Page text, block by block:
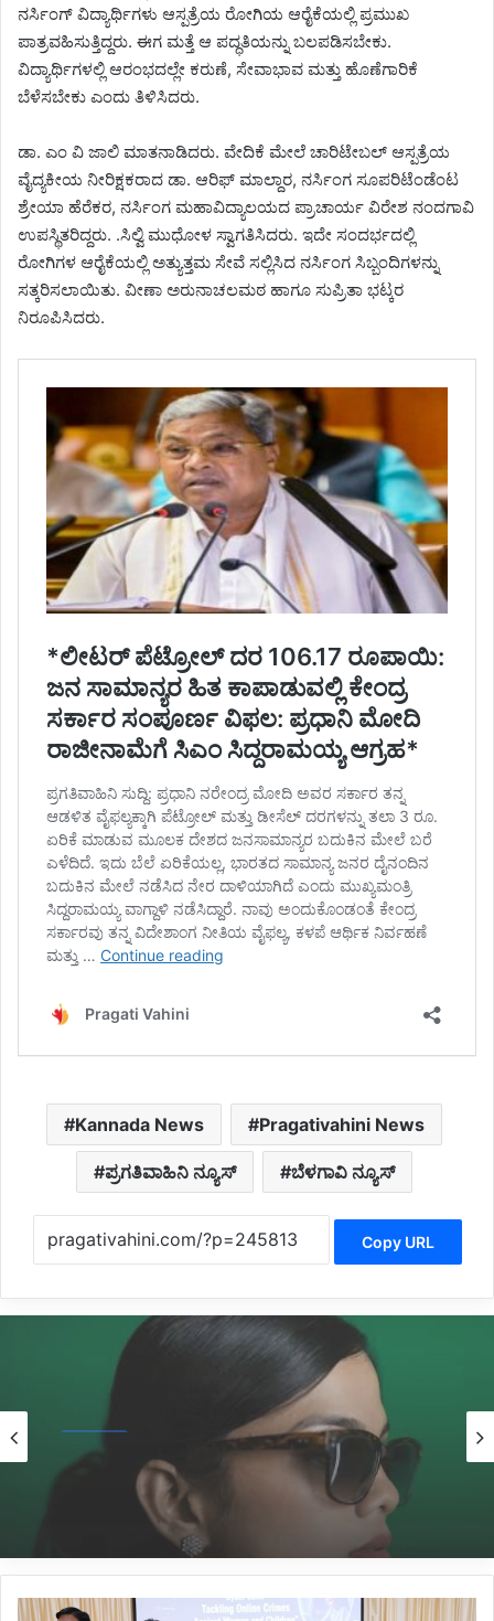
ನರ್ಸಿಂಗ್ ವಿದ್ಯಾರ್ಥಿಗಳು ಆಸ್ಪತ್ರೆಯ ರೋಗಿಯ ಆರೈಕೆಯಲ್ಲಿ ಪ್ರಮುಖ
ಪಾತ್ರವಹಿಸುತ್ತಿದ್ದರು. ಈಗ ಮತ್ತೆ ಆ ಪದ್ಧತಿಯನ್ನು ಬಲಪಡಿಸಬೇಕು.
ವಿದ್ಯಾರ್ಥಿಗಳಲ್ಲಿ ಆರಂಭದಲ್ಲೇ ಕರುಣೆ, ಸೇವಾಭಾವ ಮತ್ತು ಹೊಣೆಗಾರಿಕೆ
ಬೆಳೆಸಬೇಕು ಎಂದು ತಿಳಿಸಿದರು.
ಡಾ. ಎಂ ವಿ ಜಾಲಿ ಮಾತನಾಡಿದರು. ವೇದಿಕೆ ಮೇಲೆ ಚಾರಿಟೇಬಲ್‌ ಆಸ್ಪತ್ರೆಯ
ವೈದ್ಯಕೀಯ ನೀರಿಕ್ಷಕರಾದ ಡಾ. ಆರಿಫ್‌ ಮಾಲ್ದಾರ, ನರ್ಸಿಂಗ ಸೂಪರಿಟೆಂಡೆಂಟ
ಶ್ರೇಯಾ ಹೆರೆಕರ, ನರ್ಸಿಂಗ ಮಹಾವಿದ್ಯಾಲಯದ ಪ್ರಾಚಾರ್ಯ ವಿರೇಶ ನಂದಗಾವಿ
ಉಪಸ್ಥಿತರಿದ್ದರು. .ಸಿಲ್ವಿ ಮುಧೋಳ ಸ್ವಾಗತಿಸಿದರು. ಇದೇ ಸಂದರ್ಭದಲ್ಲಿ
ರೋಗಿಗಳ ಆರೈಕೆಯಲ್ಲಿ ಅತ್ಯುತ್ತಮ ಸೇವೆ ಸಲ್ಲಿಸಿದ ನರ್ಸಿಂಗ ಸಿಬ್ಬಂದಿಗಳನ್ನು
ಸತ್ಕರಿಸಲಾಯಿತು. ವೀಣಾ ಅರುನಾಚಲಮಠ ಹಾಗೂ ಸುಪ್ರಿತಾ ಭಟ್ಕರ
ನಿರೂಪಿಸಿದರು.
Kannada News Pragativahini News
ಪ್ರಗತಿವಾಹಿನಿ ನ್ಯೂಸ್ ಬೆಳಗಾವಿ ನ್ಯೂಸ್
Copy URL
3 hours ago
*ಇದ್ದಕ್ಕಿದ್ದಂತೆ ಆತ್ಮಹತ್ಯೆಗೆ ಶರಣಾದ ಕಾರಾವಳಿ ಮೂಲದ
*ಸೈಬರ್